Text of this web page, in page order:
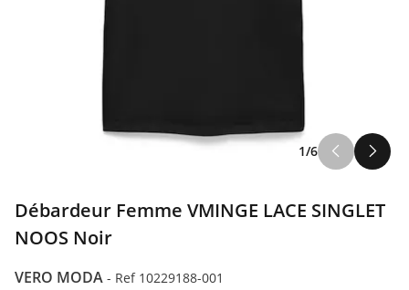
1/6
Débardeur Femme VMINGE LACE SINGLET
NOOS Noir
VERO MODA - Ref 10229188-001